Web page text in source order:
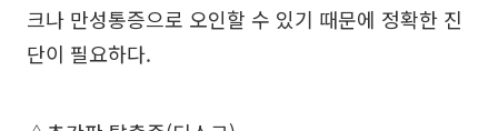
크나 만성통증으로 오인할 수 있기 때문에 정확한 진
단이 필요하다.